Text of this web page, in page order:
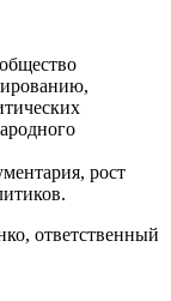
рост
ответственный